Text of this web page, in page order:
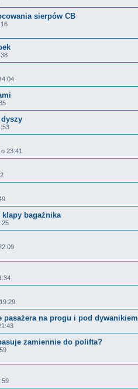
sierpów CB
23:41
bagażnika
pasażera na progu i pod dywanikiem
zamiennie do polifta?